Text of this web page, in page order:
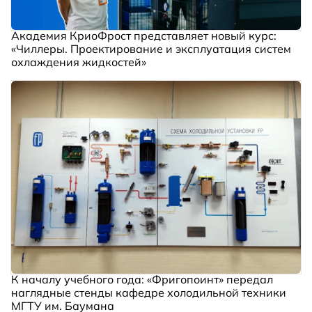
Академия КриоФрост представляет новый курс:
«Чиллеры. Проектирование и эксплуатация систем
охлаждения жидкостей»
К началу учебного года: «Фригопоинт» передал
наглядные стенды кафедре холодильной техники
МГТУ им. Баумана